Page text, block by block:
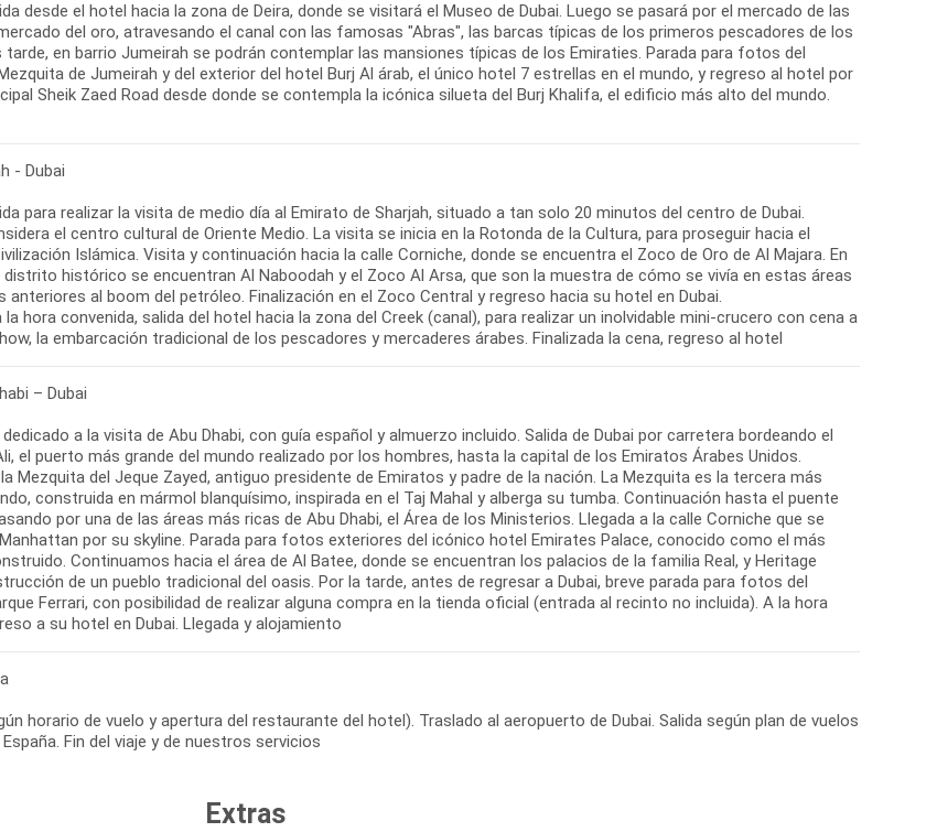
desde el hotel hacia la zona de Deira, donde se visitará el Museo de Dubai. Luego se pasará por el mercado de las
del oro, atravesando el canal con las famosas "Abras", las barcas típicas de los primeros pescadores de los
tarde, en barrio Jumeirah se podrán contemplar las mansiones típicas de los Emiraties. Parada para fotos del
de Jumeirah y del exterior del hotel Burj Al árab, el único hotel 7 estrellas en el mundo, y regreso al hotel por
Sheik Zaed Road desde donde se contempla la icónica silueta del Burj Khalifa, el edificio más alto del mundo.
- Dubai
para realizar la visita de medio día al Emirato de Sharjah, situado a tan solo 20 minutos del centro de Dubai.
el centro cultural de Oriente Medio. La visita se inicia en la Rotonda de la Cultura, para proseguir hacia el
Islámica. Visita y continuación hacia la calle Corniche, donde se encuentra el Zoco de Oro de Al Majara. En
histórico se encuentran Al Naboodah y el Zoco Al Arsa, que son la muestra de cómo se vivía en estas áreas
anteriores al boom del petróleo. Finalización en el Zoco Central y regreso hacia su hotel en Dubai.
la hora convenida, salida del hotel hacia la zona del Creek (canal), para realizar un inolvidable mini-crucero con cena a
la embarcación tradicional de los pescadores y mercaderes árabes. Finalizada la cena, regreso al hotel
– Dubai
dedicado a la visita de Abu Dhabi, con guía español y almuerzo incluido. Salida de Dubai por carretera bordeando el
el puerto más grande del mundo realizado por los hombres, hasta la capital de los Emiratos Árabes Unidos.
Mezquita del Jeque Zayed, antiguo presidente de Emiratos y padre de la nación. La Mezquita es la tercera más
construida en mármol blanquísimo, inspirada en el Taj Mahal y alberga su tumba. Continuación hasta el puente
por una de las áreas más ricas de Abu Dhabi, el Área de los Ministerios. Llegada a la calle Corniche que se
por su skyline. Parada para fotos exteriores del icónico hotel Emirates Palace, conocido como el más
Continuamos hacia el área de Al Batee, donde se encuentran los palacios de la familia Real, y Heritage
de un pueblo tradicional del oasis. Por la tarde, antes de regresar a Dubai, breve parada para fotos del
Ferrari, con posibilidad de realizar alguna compra en la tienda oficial (entrada al recinto no incluida). A la hora
a su hotel en Dubai. Llegada y alojamiento
horario de vuelo y apertura del restaurante del hotel). Traslado al aeropuerto de Dubai. Salida según plan de vuelos
Fin del viaje y de nuestros servicios
Extras